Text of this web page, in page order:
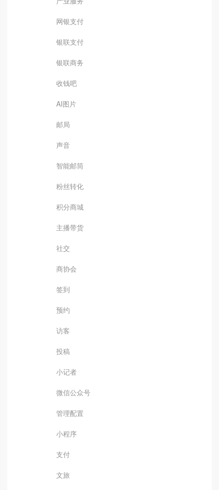
网银支付
银联支付
银联商务
收钱吧
AI图片
邮局
声音
智能邮筒
粉丝转化
积分商城
主播带货
社交
商协会
签到
预约
访客
投稿
小记者
微信公众号
管理配置
小程序
支付
文旅